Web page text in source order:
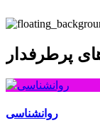
پرطرفدار
روانشناسی